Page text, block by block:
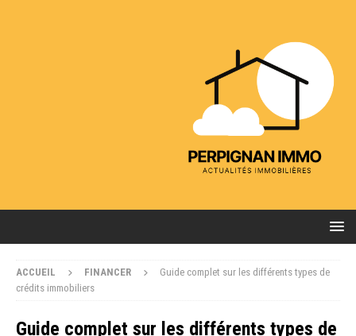
ACCUEIL FINANCER
Guide complet sur les différents types de
crédits immobiliers
Guide complet sur les différents types de